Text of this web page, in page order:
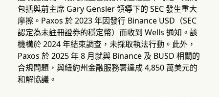
包括與前主席 Gary Gensler 領導下的 SEC 發生重大
摩擦。Paxos 於 2023 年因發行 Binance USD（SEC
認定為未註冊證券的穩定幣）而收到 Wells 通知。該
機構於 2024 年結束調查，未採取執法行動。此外，
Paxos 於 2025 年 8 月就與 Binance 及 BUSD 相關的
合規問題，與紐約州金融服務署達成 4,850 萬美元的
和解協議。